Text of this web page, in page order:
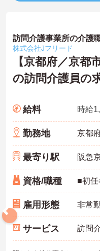
訪問介護事業所の介護
株式会社Jフリード
【京都府／京
の訪問介護員の
給料 時給
勤務地
最寄り駅
資格/職種
雇用形態
サービス 訪問